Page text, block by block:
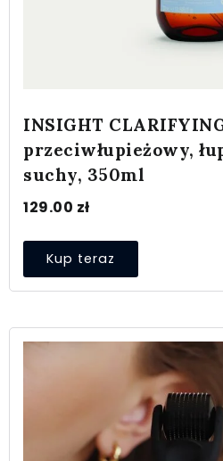
INSIGHT
przeciwłupieżowy,
suchy, 350ml
129.00 zł
Kup teraz